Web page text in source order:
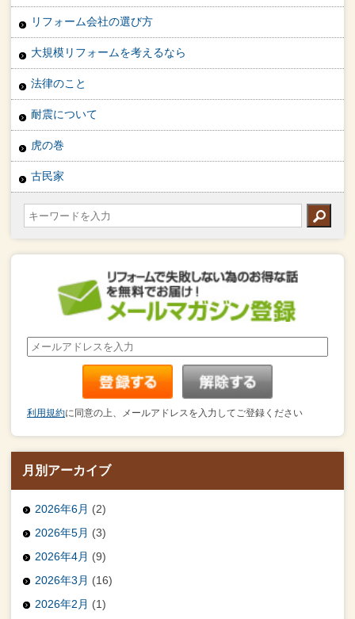
リフォーム会社の選び方
大規模リフォームを考えるなら
法律のこと
耐震について
虎の巻
古民家
利用規約に同意の上、メールアドレスを入力してご登録ください
月別アーカイブ
2026年6月 (2)
2026年5月 (3)
2026年4月 (9)
2026年3月 (16)
2026年2月 (1)